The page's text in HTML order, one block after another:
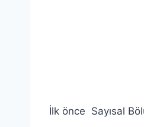
İlk önce Sayısal